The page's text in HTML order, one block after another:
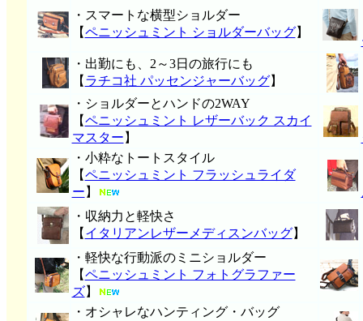
・スマートな横型ショルダー
【ペニッシュミント ショルダーバッグ】
・出勤にも、2～3日の旅行にも
【 ラチコ社 パッセンジャーバッグ】
・ショルダーとハンドの2WAY
【ペニッシュミント レザーバック スカイ
マスター 】
・小粋なトートスタイル
【ペニッシュミント フラッシュライダ
ー 】
・収納力と軽快さ
【 イタリアンレザーメディスンバッグ】
・軽快な行動派のミニショルダー
【ペニッシュミント フォトグラファー
ズ】
・オシャレなハンティング・バッグ